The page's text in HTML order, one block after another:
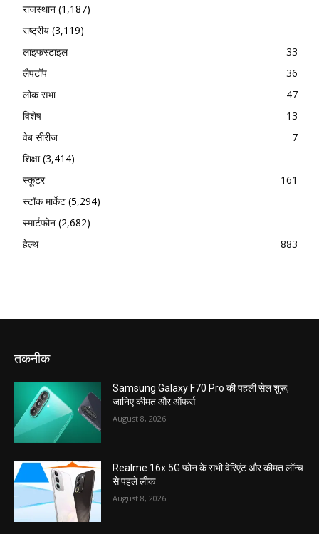
राजस्थान (1,187)
राष्ट्रीय (3,119)
लाइफस्टाइल
33
लैपटॉप
36
लोक सभा
47
विशेष
13
वेब सीरीज
7
शिक्षा(3,414)
स्कूटर
161
स्टॉक मार्केट (5,294)
स्मार्टफोन (2,682)
हेल्थ
883
तकनीक
Samsung Galaxy F70 Pro की पहली सेल शुरू,
जानिए कीमत और ऑफर्स
August 8, 2026
Realme 16x 5G फोन के सभी वेरिएंट और कीमत लॉन्च
से पहले लीक
August 8, 2026